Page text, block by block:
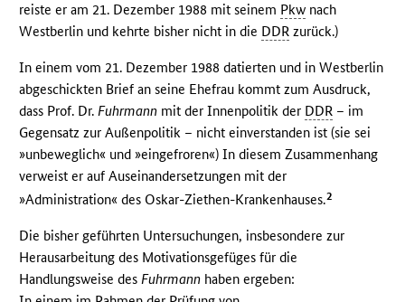
reiste er am 21. Dezember 1988 mit seinem Pkw nach
Westberlin und kehrte bisher nicht in die DDR zurück.)
In einem vom 21. Dezember 1988 datierten und in Westberlin
abgeschickten Brief an seine Ehefrau kommt zum Ausdruck,
dass Prof. Dr.Fuhrmann mit der Innenpolitik der DDR – im
Gegensatz zur Außenpolitik – nicht einverstanden ist (sie sei
»unbeweglich« und »eingefroren«) In diesem Zusammenhang
verweist er auf Auseinandersetzungen mit der
»Administration« des Oskar-Ziethen-Krankenhauses.2
Die bisher geführten Untersuchungen, insbesondere zur
Herausarbeitung des Motivationsgefüges für die
Handlungsweise desFuhrmann haben ergeben: